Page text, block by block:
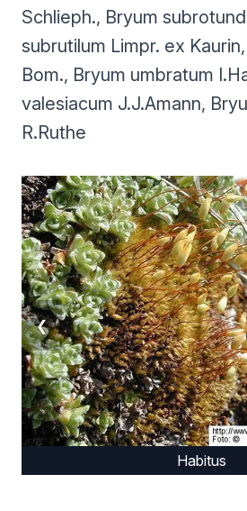
Schlieph., Bryum
subrutilum Limpr. ex
Bom., Bryum umbratum
valesiacum J.J.Amann,
R.Ruthe
Habitus
❮